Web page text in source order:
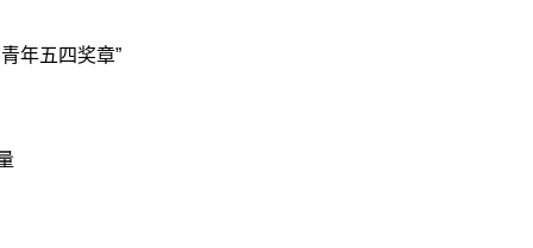
年五四奖章”